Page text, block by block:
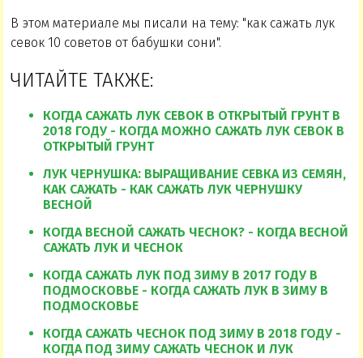
В этом материале мы писали на тему: "как сажать лук
севок 10 советов от бабушки сони".
ЧИТАЙТЕ ТАКЖЕ:
КОГДА САЖАТЬ ЛУК СЕВОК В ОТКРЫТЫЙ ГРУНТ В
2018 ГОДУ - КОГДА МОЖНО САЖАТЬ ЛУК СЕВОК В
ОТКРЫТЫЙ ГРУНТ
ЛУК ЧЕРНУШКА: ВЫРАЩИВАНИЕ СЕВКА ИЗ СЕМЯН,
КАК САЖАТЬ - КАК САЖАТЬ ЛУК ЧЕРНУШКУ
ВЕСНОЙ
КОГДА ВЕСНОЙ САЖАТЬ ЧЕСНОК? - КОГДА ВЕСНОЙ
САЖАТЬ ЛУК И ЧЕСНОК
КОГДА САЖАТЬ ЛУК ПОД ЗИМУ В 2017 ГОДУ В
ПОДМОСКОВЬЕ - КОГДА САЖАТЬ ЛУК В ЗИМУ В
ПОДМОСКОВЬЕ
КОГДА САЖАТЬ ЧЕСНОК ПОД ЗИМУ В 2018 ГОДУ -
КОГДА ПОД ЗИМУ САЖАТЬ ЧЕСНОК И ЛУК